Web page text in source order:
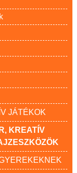
JÁTÉKOK
KREATÍV